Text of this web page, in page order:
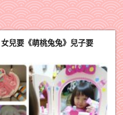
女兒要《萌桃兔兔》兒子要